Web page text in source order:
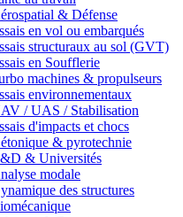
& Défense
en vol ou embarqués
structuraux au sol (GVT)
en Soufflerie
machines & propulseurs
environnementaux
/ UAS / Stabilisation
d'impacts et chocs
& pyrotechnie
& Universités
modale
des structures